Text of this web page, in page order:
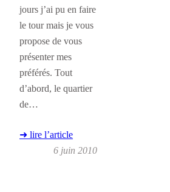
jours j’ai pu en faire
le tour mais je vous
propose de vous
présenter mes
préférés. Tout
d’abord, le quartier
de…
➜ lire l’article
6 juin 2010